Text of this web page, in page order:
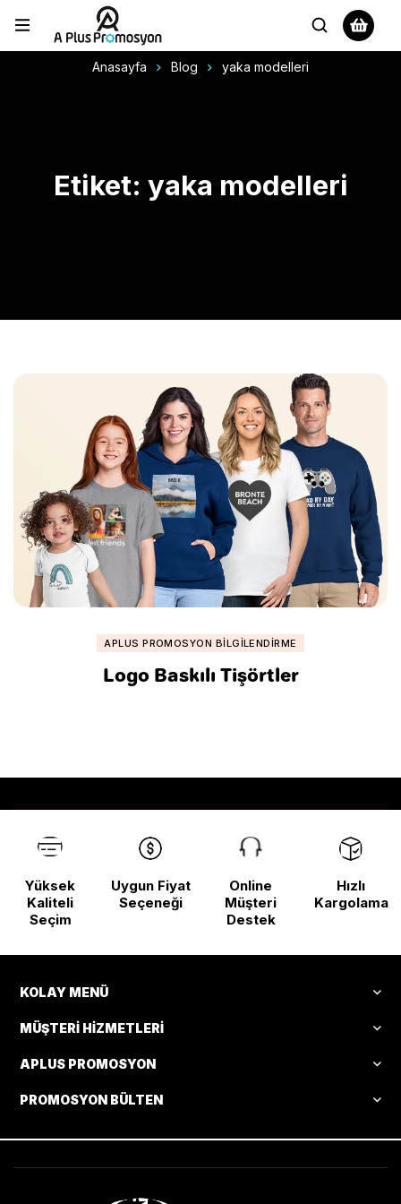
Anasayfa Blog yaka modelleri
Etiket: yaka modelleri
APLUS PROMOSYON BILGILENDIRME
Logo Baskılı Tişörtler
Yüksek
Kaliteli
Seçim
Uygun Fiyat
Seçeneği
Online
Müşteri
Destek
Hızlı
Kargolama
KOLAY MENÜ
MÜŞTERI HIZMETLERI
APLUS PROMOSYON
PROMOSYON BÜLTEN